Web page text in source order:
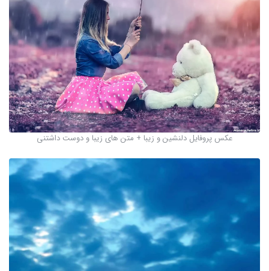
عکس پروفایل دلنشین و زیبا + متن های زیبا و دوست داشتنی